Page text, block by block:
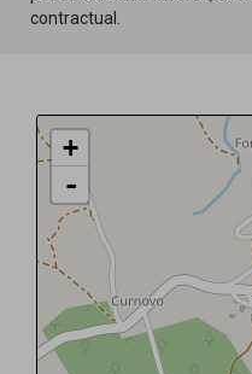
contractual.
+
-